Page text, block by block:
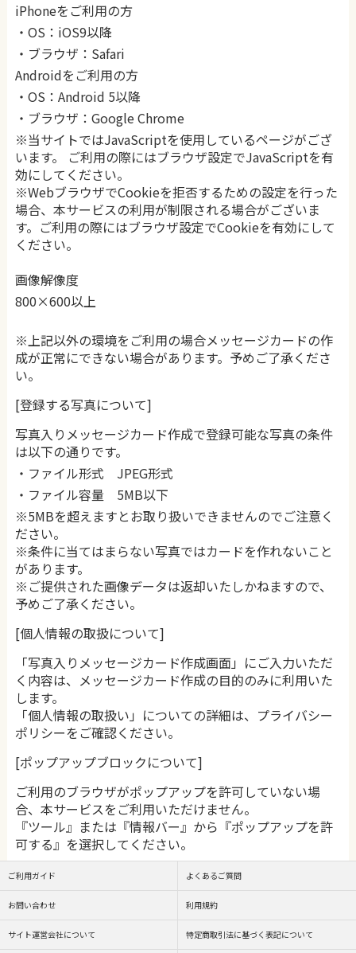
iPhoneをご利用の方
・OS：iOS9以降
・ブラウザ：Safari
Androidをご利用の方
・OS：Android 5以降
・ブラウザ：Google Chrome
※当サイトではJavaScriptを使用しているページがござ
います。 ご利用の際にはブラウザ設定でJavaScriptを有
効にしてください。
※WebブラウザでCookieを拒否するための設定を行った
場合、本サービスの利用が制限される場合がございま
す。ご利用の際にはブラウザ設定でCookieを有効にして
ください。
画像解像度
800×600以上
※上記以外の環境をご利用の場合メッセージカードの作
成が正常にできない場合があります。予めご了承くださ
い。
[登録する写真について]
写真入りメッセージカード作成で登録可能な写真の条件
は以下の通りです。
・ファイル形式 JPEG形式
・ファイル容量 5MB以下
※5MBを超えますとお取り扱いできませんのでご注意く
ださい。
※条件に当てはまらない写真ではカードを作れないこと
があります。
※ご提供された画像データは返却いたしかねますので、
予めご了承ください。
[個人情報の取扱について]
「写真入りメッセージカード作成画面」にご入力いただ
く内容は、メッセージカード作成の目的のみに利用いた
します。
「個人情報の取扱い」についての詳細は、プライバシー
ポリシーをご確認ください。
[ポップアップブロックについて]
ご利用のブラウザがポップアップを許可していない場
合、本サービスをご利用いただけません。
『ツール』または『情報バー』から『ポップアップを許
可する』を選択してください。
ご利用ガイド よくあるご質問
お問い合わせ 利用規約
サイト運営会社について 特定商取引法に基づく表記について